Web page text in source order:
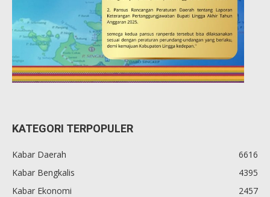
KATEGORI TERPOPULER
Kabar Daerah
6616
Kabar Bengkalis
4395
Kabar Ekonomi
2457